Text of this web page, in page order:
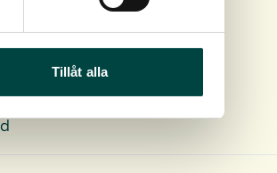
Tillåt alla